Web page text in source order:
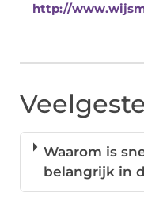
http://
Waarom is
belangrijk in